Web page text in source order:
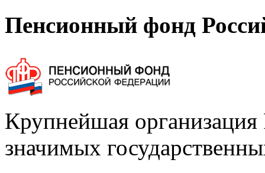
Пенсионный фонд
Крупнейшая
значимых